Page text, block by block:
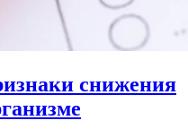
снижения